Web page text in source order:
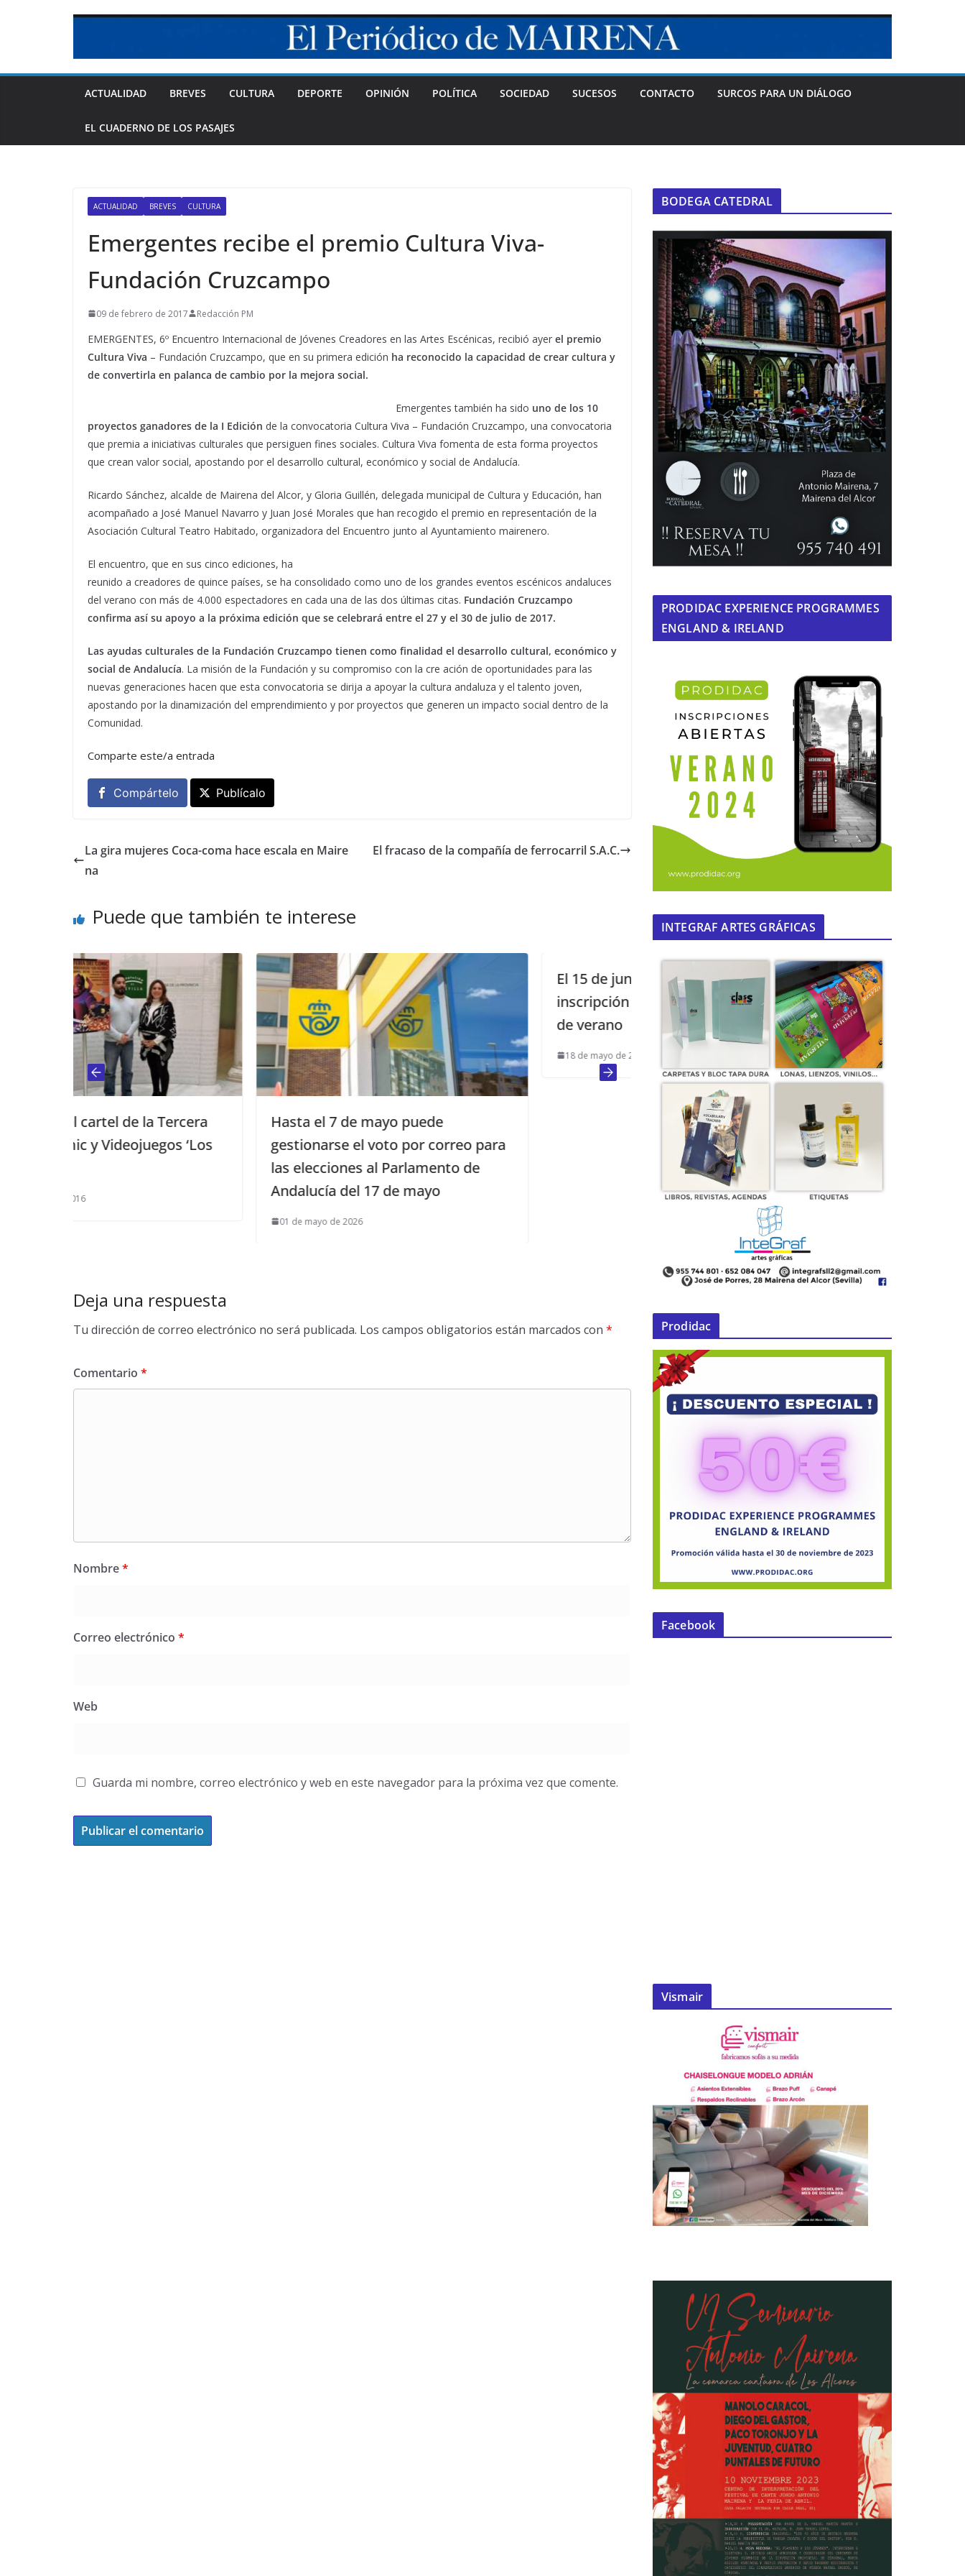
ACTUALIDAD BREVES CULTURA DEPORTE OPINIÓN POLÍTICA SOCIEDAD SUCESOS CONTACTO SURCOS PARA UN DIÁLOGO
EL CUADERNO DE LOS PASAJES
ACTUALIDAD BREVES CULTURA
Emergentes recibe el premio Cultura Viva-
Fundación Cruzcampo
09 de febrero de 2017 Redacción PM
EMERGENTES, 6º Encuentro Internacional de Jóvenes Creadores en las Artes Escénicas, recibió ayer el premio
Cultura Viva – Fundación Cruzcampo, que en su primera edición ha reconocido la capacidad de crear cultura y
de convertirla en palanca de cambio por la mejora social.
Emergentes también ha sido uno de los 10
proyectos ganadores de la I Edición de la convocatoria Cultura Viva – Fundación Cruzcampo, una convocatoria
que premia a iniciativas culturales que persiguen fines sociales. Cultura Viva fomenta de esta forma proyectos
que crean valor social, apostando por el desarrollo cultural, económico y social de Andalucía.
Ricardo Sánchez, alcalde de Mairena del Alcor, y Gloria Guillén, delegada municipal de Cultura y Educación, han
acompañado a José Manuel Navarro y Juan José Morales que han recogido el premio en representación de la
Asociación Cultural Teatro Habitado, organizadora del Encuentro junto al Ayuntamiento mairenero.
El encuentro, que en sus cinco ediciones, ha
reunido a creadores de quince países, se ha consolidado como uno de los grandes eventos escénicos andaluces
del verano con más de 4.000 espectadores en cada una de las dos últimas citas. Fundación Cruzcampo
confirma así su apoyo a la próxima edición que se celebrará entre el 27 y el 30 de julio de 2017.
Las ayudas culturales de la Fundación Cruzcampo tienen como finalidad el desarrollo cultural, económico y
social de Andalucía. La misión de la Fundación y su compromiso con la cre ación de oportunidades para las
nuevas generaciones hacen que esta convocatoria se dirija a apoyar la cultura andaluza y el talento joven,
apostando por la dinamización del emprendimiento y por proyectos que generen un impacto social dentro de la
Comunidad.
Comparte este/a entrada
Compártelo Publícalo
La gira mujeres Coca-coma hace escala en Maire
na
El fracaso de la compañía de ferrocarril S.A.C.
Puede que también te interese
Hasta el 7 de mayo puede
gestionarse el voto por correo para
las elecciones al Parlamento de
Andalucía del 17 de mayo
El 15 de junio abre el plazo de
inscripción a los cursos de natación
de verano
18 de mayo de 2017
Presentado el cartel de la Tercera
Feria del Cómic y Videojuegos ‘Los
Alcores’
23 de febrero de 2016
Deja una respuesta
Tu dirección de correo electrónico no será publicada. Los campos obligatorios están marcados con *
Comentario *
Nombre*
Correo electrónico *
Web
Guarda mi nombre, correo electrónico y web en este navegador para la próxima vez que comente.
BODEGA CATEDRAL
PRODIDAC EXPERIENCE PROGRAMMES
ENGLAND & IRELAND
INTEGRAF ARTES GRÁFICAS
Prodidac
Facebook
Vismair